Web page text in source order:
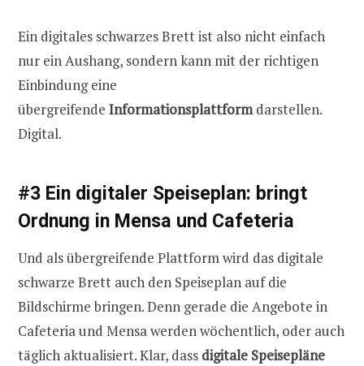
Ein digitales schwarzes Brett ist also nicht einfach
nur ein Aushang, sondern kann mit der richtigen
Einbindung eine
übergreifende Informationsplattformdarstellen.
Digital.
#3 Ein digitaler Speiseplan: bringt
Ordnung in Mensa und Cafeteria
Und als übergreifende Plattform wird das digitale
schwarze Brett auch den Speiseplan auf die
Bildschirme bringen. Denn gerade die Angebote in
Cafeteria und Mensa werden wöchentlich, oder auch
täglich aktualisiert. Klar, dass digitale Speisepläne